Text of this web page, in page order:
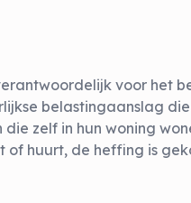
voor het
belastingaanslag
die zelf in hun woning
of huurt, de heffing is